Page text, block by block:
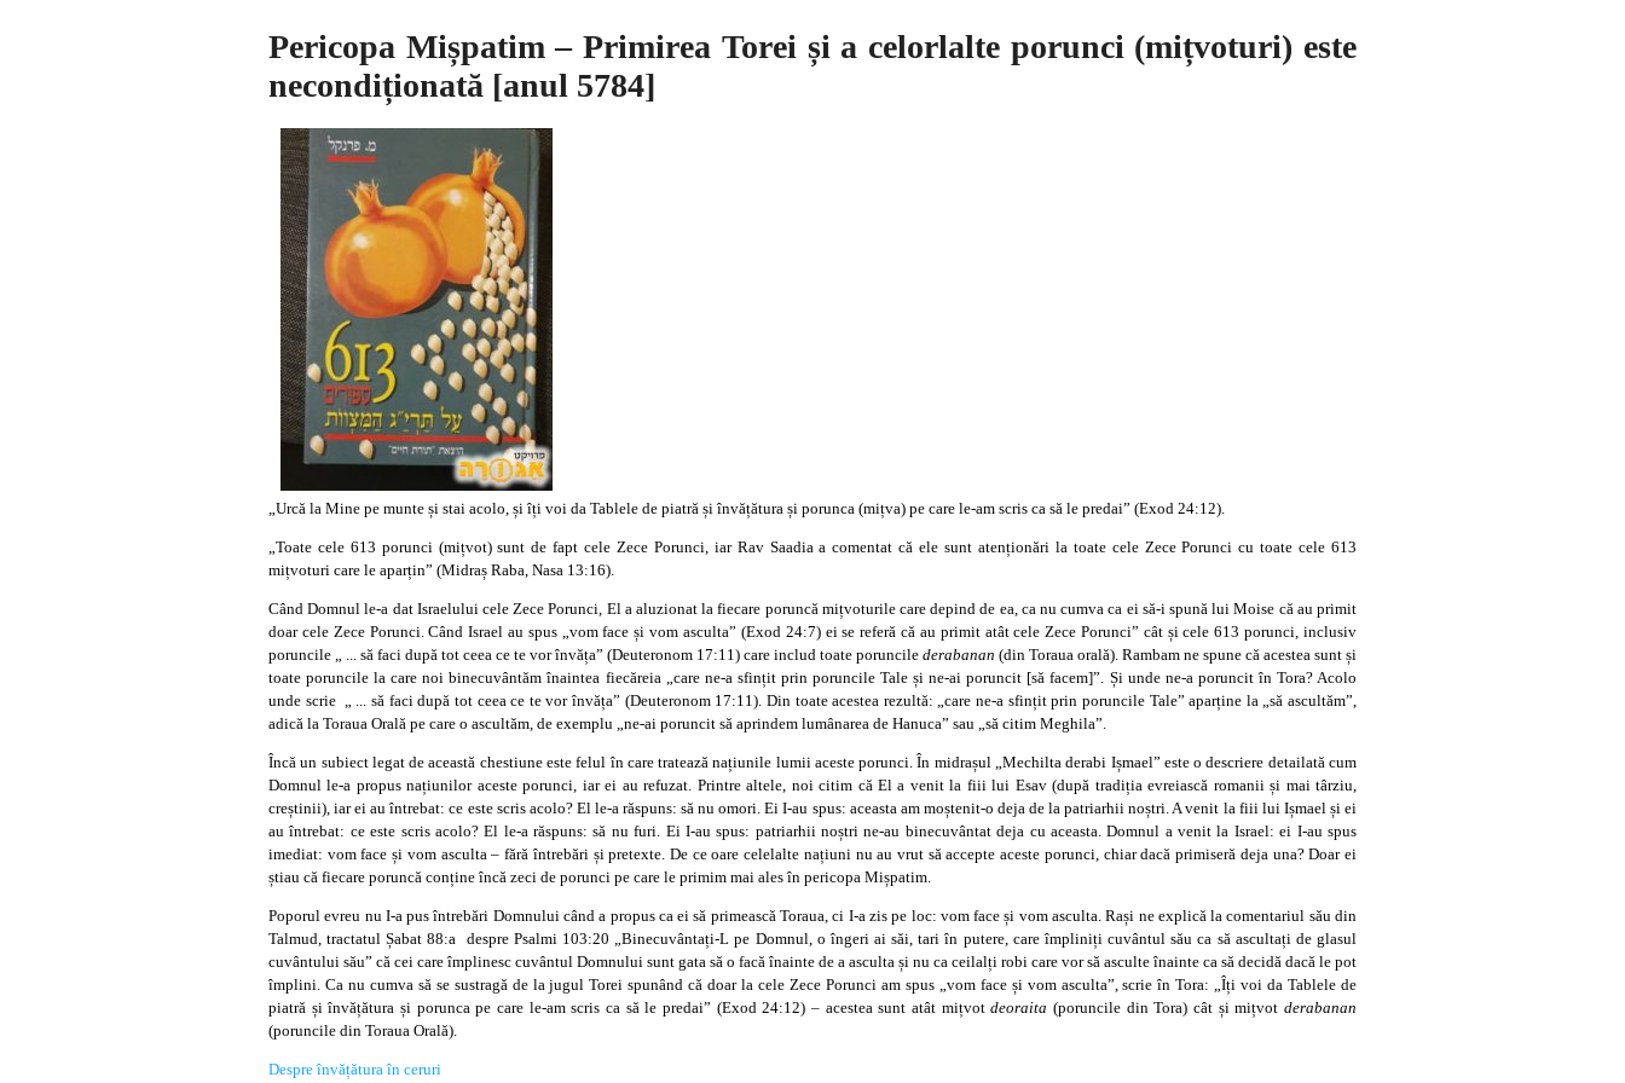
Pericopa Mișpatim – Primirea Torei și a celorlalte porunci (mițvoturi) este
necondiționată [anul 5784]
„Urcă la Mine pe munte și stai acolo, și îți voi da Tablele de piatră și învățătura și porunca (mițva) pe care le-am scris ca să le predai” (Exod 24:12).
„Toate cele 613 porunci (mițvot) sunt de fapt cele Zece Porunci, iar Rav Saadia a comentat că ele sunt atenționări la toate cele Zece Porunci cu toate cele 613
mițvoturi care le aparțin” (Midraș Raba, Nasa 13:16).
Când Domnul le-a dat Israelului cele Zece Porunci, El a aluzionat la fiecare poruncă mițvoturile care depind de ea, ca nu cumva ca ei să-i spună lui Moise că au primit
doar cele Zece Porunci. Când Israel au spus „vom face și vom asculta” (Exod 24:7) ei se referă că au primit atât cele Zece Porunci” cât și cele 613 porunci, inclusiv
poruncile „ ... să faci după tot ceea ce te vor învăța” (Deuteronom 17:11) care includ toate poruncile derabanan (din Toraua orală). Rambam ne spune că acestea sunt și
toate poruncile la care noi binecuvântăm înaintea fiecăreia „care ne-a sfințit prin poruncile Tale și ne-ai poruncit [să facem]”. Și unde ne-a poruncit în Tora? Acolo
unde scrie „ ... să faci după tot ceea ce te vor învăța” (Deuteronom 17:11). Din toate acestea rezultă: „care ne-a sfințit prin poruncile Tale” aparține la „să ascultăm”,
adică la Toraua Orală pe care o ascultăm, de exemplu „ne-ai poruncit să aprindem lumânarea de Hanuca” sau „să citim Meghila”.
Încă un subiect legat de această chestiune este felul în care tratează națiunile lumii aceste porunci. În midrașul „Mechilta derabi Ișmael” este o descriere detailată cum
Domnul le-a propus națiunilor aceste porunci, iar ei au refuzat. Printre altele, noi citim că El a venit la fiii lui Esav (după tradiția evreiască romanii și mai târziu,
creștinii), iar ei au întrebat: ce este scris acolo? El le-a răspuns: să nu omori. Ei I-au spus: aceasta am moștenit-o deja de la patriarhii noștri. A venit la fiii lui Ișmael și ei
au întrebat: ce este scris acolo? El le-a răspuns: să nu furi. Ei I-au spus: patriarhii noștri ne-au binecuvântat deja cu aceasta. Domnul a venit la Israel: ei I-au spus
imediat: vom face și vom asculta – fără întrebări și pretexte. De ce oare celelalte națiuni nu au vrut să accepte aceste porunci, chiar dacă primiseră deja una? Doar ei
știau că fiecare poruncă conține încă zeci de porunci pe care le primim mai ales în pericopa Mișpatim.
Poporul evreu nu I-a pus întrebări Domnului când a propus ca ei să primească Toraua, ci I-a zis pe loc: vom face și vom asculta. Rași ne explică la comentariul său din
Talmud, tractatul Șabat 88:a despre Psalmi 103:20 „Binecuvântați-L pe Domnul, o îngeri ai săi, tari în putere, care împliniți cuvântul său ca să ascultați de glasul
cuvântului său” că cei care împlinesc cuvântul Domnului sunt gata să o facă înainte de a asculta și nu ca ceilalți robi care vor să asculte înainte ca să decidă dacă le pot
împlini. Ca nu cumva să se sustragă de la jugul Torei spunând că doar la cele Zece Porunci am spus „vom face și vom asculta”, scrie în Tora: „Îți voi da Tablele de
piatră și învățătura și porunca pe care le-am scris ca să le predai” (Exod 24:12) – acestea sunt atât mițvotdeoraita (poruncile din Tora) cât și mițvotderabanan
(poruncile din Toraua Orală).
Despre învățătura în ceruri